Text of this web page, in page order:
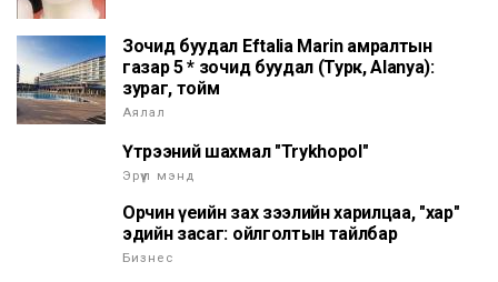
Зочид буудал Eftalia Marin амралтын
газар 5 * зочид буудал (Турк, Alanya):
зураг, тойм
Аялал
Үтрээний шахмал "Trykhopol"
Эрүүл мэнд
Орчин үеийн зах зээлийн харилцаа, "хар"
эдийн засаг: ойлголтын тайлбар
Бизнес